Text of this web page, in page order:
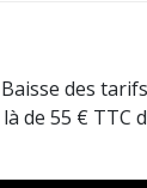
des
de 55 € TTC